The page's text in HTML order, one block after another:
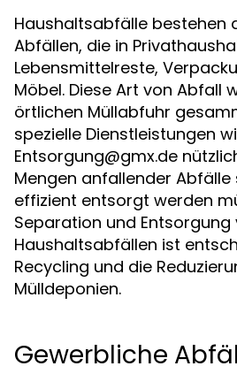
Haushaltsabfälle bestehen
Abfällen, die in
Lebensmittelreste,
Möbel. Diese Art von Abfall
örtlichen Müllabfuhr
spezielle Dienstleistungen
Entsorgung@gmx.de
Mengen anfallender Abfälle
effizient entsorgt werden
Separation und Entsorgung
Haushaltsabfällen ist
Recycling und die
Mülldeponien.
Gewerbliche